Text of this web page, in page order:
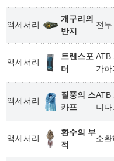
액세서리
개구리의
반지
전
액세서리
트랜스포
터
ATB
가하
액세서리
질풍의 스
카프
ATB
니다.
액세서리
환수의 부
적
소